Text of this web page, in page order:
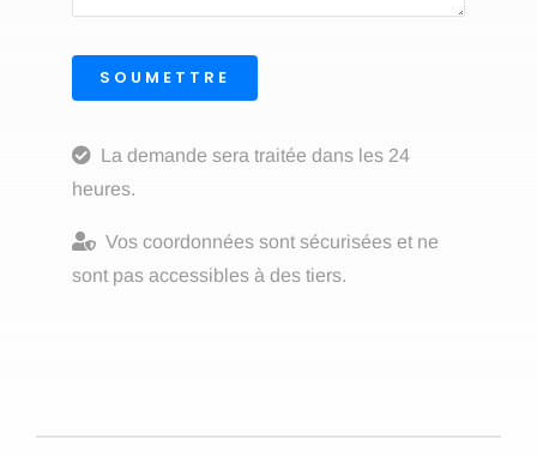
SOUMETTRE
La demande sera traitée dans les 24
heures.
Vos coordonnées sont sécurisées et ne
sont pas accessibles à des tiers.